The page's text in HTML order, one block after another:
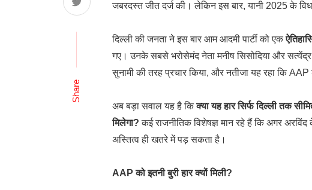
Share
जबरदस्त जीत दर्ज की। लेकिन इस बार, यानी 2025 के
दिल्ली की जनता ने इस बार आम आदमी पार्टी को एक
गए। उनके सबसे भरोसेमंद नेता मनीष सिसोदिया और
सुनामी की तरह प्रचार किया, और नतीजा यह रहा कि AAP
अब बड़ा सवाल यह है किक्या यह हार सिर्फ दिल्ली तक
मिलेगा? कई राजनीतिक विशेषज्ञ मान रहे हैं कि अगर
अस्तित्व ही खतरे में पड़ सकता है।
AAP को इतनी बुरी हार क्यों मिली?